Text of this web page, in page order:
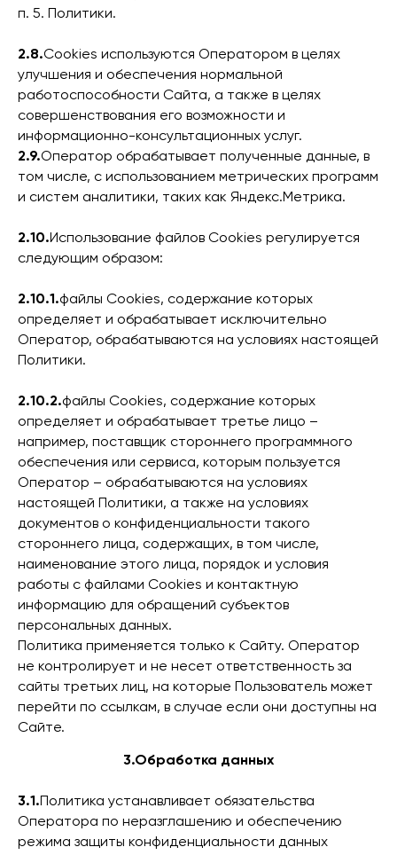
п. 5. Политики.
2.8.Cookies используются Оператором в целях
улучшения и обеспечения нормальной
работоспособности Сайта, а также в целях
совершенствования его возможности и
информационно-консультационных услуг.
2.9.Оператор обрабатывает полученные данные, в
том числе, с использованием метрических программ
и систем аналитики, таких как Яндекс.Метрика.
2.10.Использование файлов Сookies регулируется
следующим образом:
2.10.1.файлы Сookies, содержание которых
определяет и обрабатывает исключительно
Оператор, обрабатываются на условиях настоящей
Политики.
2.10.2.файлы Сookies, содержание которых
определяет и обрабатывает третье лицо –
например, поставщик стороннего программного
обеспечения или сервиса, которым пользуется
Оператор – обрабатываются на условиях
настоящей Политики, а также на условиях
документов о конфиденциальности такого
стороннего лица, содержащих, в том числе,
наименование этого лица, порядок и условия
работы с файлами Cookies и контактную
информацию для обращений субъектов
персональных данных.
Политика применяется только к Сайту. Оператор
не контролирует и не несет ответственность за
сайты третьих лиц, на которые Пользователь может
перейти по ссылкам, в случае если они доступны на
Сайте.
3.Обработка данных
3.1.Политика устанавливает обязательства
Оператора по неразглашению и обеспечению
режима защиты конфиденциальности данных